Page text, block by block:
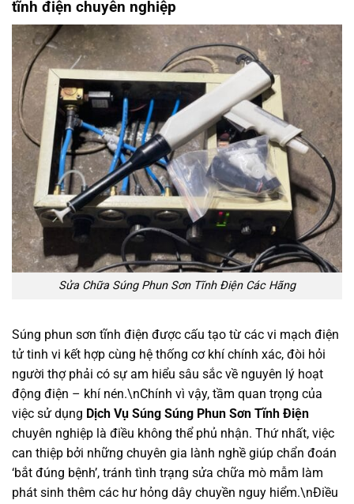
tĩnh điện chuyên nghiệp
Sửa Chữa Súng Phun Sơn Tĩnh Điện Các Hãng
Súng phun sơn tĩnh điện được cấu tạo từ các vi mạch điện
tử tinh vi kết hợp cùng hệ thống cơ khí chính xác, đòi hỏi
người thợ phải có sự am hiểu sâu sắc về nguyên lý hoạt
động điện – khí nén.\nChính vì vậy, tầm quan trọng của
việc sử dụng Dịch Vụ Súng Súng Phun Sơn Tĩnh Điện
chuyên nghiệp là điều không thể phủ nhận. Thứ nhất, việc
can thiệp bởi những chuyên gia lành nghề giúp chẩn đoán
‘bắt đúng bệnh’, tránh tình trạng sửa chữa mò mẫm làm
phát sinh thêm các hư hỏng dây chuyền nguy hiểm.\nĐiều